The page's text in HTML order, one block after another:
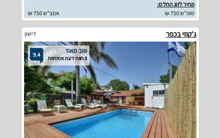
מחיר לזוג החל מ:
סופ"ש 750 ₪
אמצ"ש 750 ₪
ג'קוזי בכפר דישון
9.4 טוב מאוד
8 חוות דעת אמיתיות